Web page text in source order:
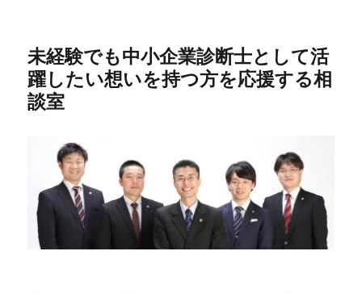
未経験でも中小企業診断士として活
躍したい想いを持つ方を応援する相
談室